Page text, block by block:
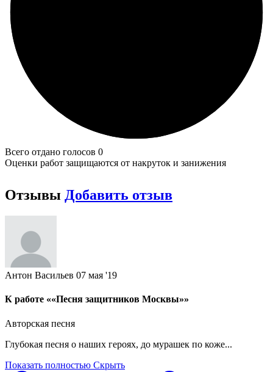
Всего отдано голосов 0
Оценки работ защищаются от накруток и занижения
Отзывы Добавить отзыв
Антон Васильев 07 мая '19
К работе ««Песня защитников Москвы»»
Авторская песня
Глубокая песня о наших героях, до мурашек по коже...
Показать полностью Скрыть